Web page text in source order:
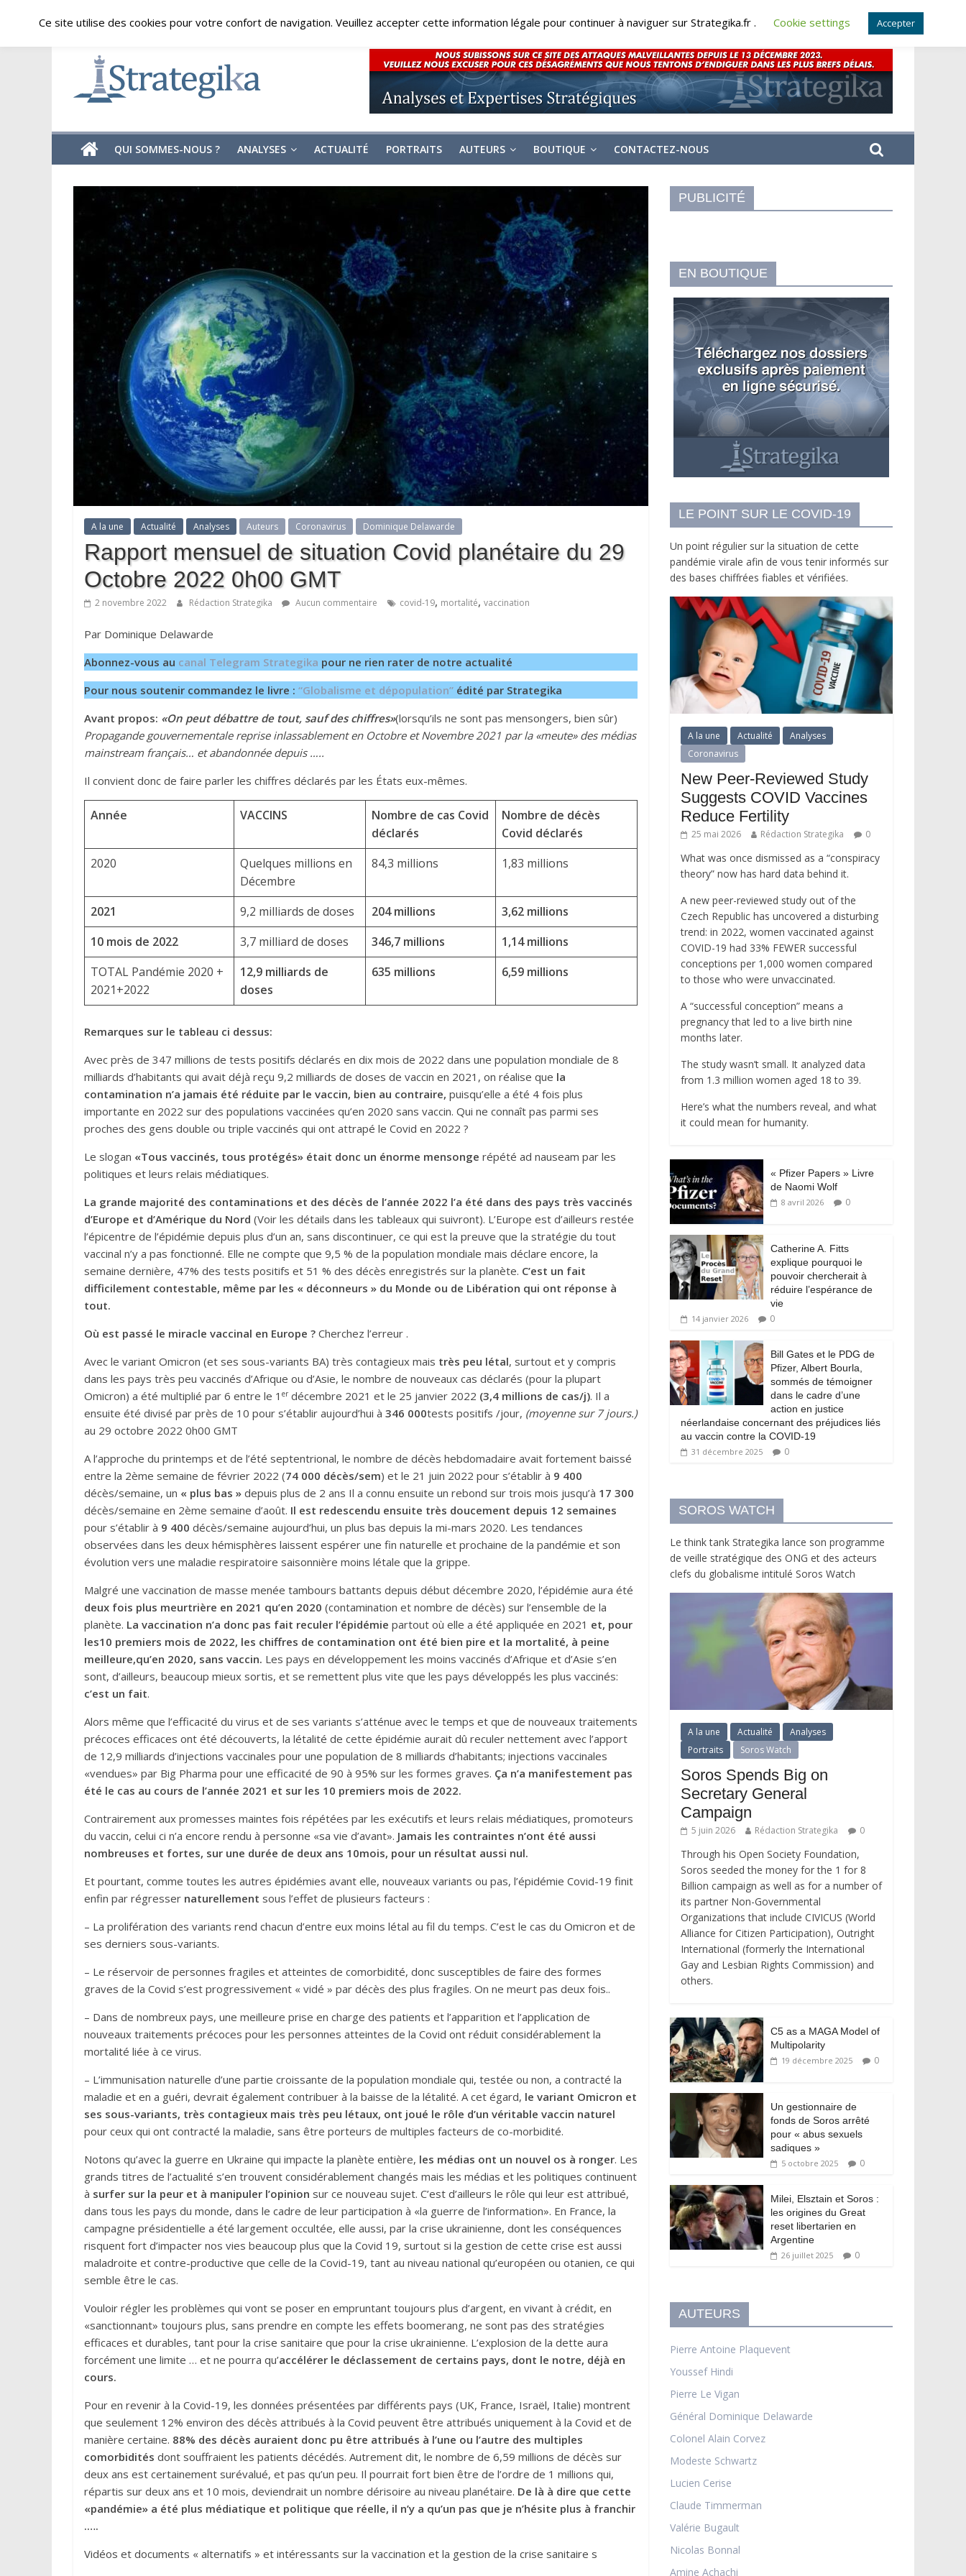
content
vendredi, août 7, 2026
Strategika
Expertise
Analyses
géostratégiques
QUI SOMMES-NOUS ? ANALYSES ACTUALITÉ PORTRAITS AUTEURS BOUTIQUE CONTACTEZ-NOUS
A la une Actualité Analyses Auteurs Coronavirus Dominique Delawarde
Rapport mensuel de situation Covid planétaire du 29
Octobre 2022 0h00 GMT
2 novembre 2022 Rédaction Strategika Aucun commentaire covid-19, mortalité, vaccination
Par Dominique Delawarde
Abonnez-vous au canal Telegram Strategika pour ne rien rater de notre actualité
Pour nous soutenir commandez le livre : “Globalisme et dépopulation” édité par Strategika
Avant propos: «On peut débattre de tout, sauf des chiffres»(lorsqu’ils ne sont pas mensongers, bien sûr)
Propagande gouvernementale reprise inlassablement en Octobre et Novembre2021 parla «meute» des médias
mainstream français… et abandonnée depuis …..
Il convient donc de faire parler les chiffres déclarés par les États eux-mêmes.
Année VACCINS
Nombre de cas Covid
déclarés
Nombre de décès
Covid déclarés
2020
Quelques millions en
Décembre
84,3 millions 1,83 millions
2021 9,2 milliards de doses 204millions
3,62 millions
10 mois de 2022 3,7 milliard de doses 346,7 millions 1,14millions
TOTAL Pandémie 2020 +
2021+2022
12,9 milliards de
doses
635 millions 6,59 millions
Remarques sur le tableau ci dessus:
Avec près de 347 millions de tests positifs déclarés en dix mois de 2022 dans une population mondiale de 8
milliards d’habitants qui avait déjà reçu 9,2 milliards de doses de vaccin en 2021, on réalise que la
contamination n’a jamais été réduite par le vaccin, bien au contraire, puisqu’elle a été 4 fois plus
importante en 2022 sur des populations vaccinées qu’en 2020 sans vaccin. Qui ne connaît pas parmi ses
proches des gens double ou triple vaccinés qui ont attrapé le Covid en 2022 ?
Le slogan «Tous vaccinés, tous protégés» était donc un énorme mensonge répété ad nauseam par les
politiques et leurs relais médiatiques.
La grande majorité des contaminations et des décès de l’année 2022 l’a été dans des pays très vaccinés
d’Europe et d’Amérique du Nord (Voir les détails dans les tableaux qui suivront). L’Europe est d’ailleurs restée
l’épicentre de l’épidémie depuis plus d’un an, sans discontinuer, ce qui est la preuve que la stratégie du tout
vaccinal n’y a pas fonctionné. Elle ne compte que 9,5 % de la population mondiale mais déclare encore, la
semaine dernière, 47% des tests positifs et 51 % des décès enregistrés sur la planète. C’est un fait
difficilement contestable, même par les « déconneurs » du Monde ou de Libération qui ont réponse à
tout.
Où est passé le miracle vaccinal en Europe ? Cherchez l’erreur .
Avec le variant Omicron (et ses sous-variants BA) très contagieux mais très peu létal, surtout et y compris
dans les pays très peu vaccinés d’Afrique ou d’Asie, le nombre de nouveaux cas déclarés (pour la plupart
Omicron) a été multiplié par 6 entre le 1 er décembre 2021 et le 25 janvier 2022 (3,4 millions de cas/j). Il a
ensuite été divisé par près de 10 pour s’établir aujourd’hui à 346 000tests positifs /jour, (moyenne sur 7 jours.)
au 29 octobre 2022 0h00 GMT
A l’approche du printemps et de l’été septentrional, le nombre de décès hebdomadaire avait fortement baissé
entre la 2ème semaine de février 2022 (74 000 décès/sem) et le 21 juin 2022 pour s’établir à 9 400
décès/semaine, un « plus bas » depuis plus de 2 ans Il a connu ensuite un rebond sur trois mois jusqu’à 17 300
décès/semaine en 2ème semaine d’août. Il est redescendu ensuite très doucement depuis 12 semaines
pour s’établir à 9 400 décès/semaine aujourd’hui, un plus bas depuis la mi-mars 2020. Les tendances
observées dans les deux hémisphères laissent espérer une fin naturelle et prochaine de la pandémie et son
évolution vers une maladie respiratoire saisonnière moins létale que la grippe.
Malgré une vaccination de masse menée tambours battants depuis début décembre 2020, l’épidémie aura été
deux fois plus meurtrière en 2021 qu’en 2020 (contamination et nombre de décès) sur l’ensemble de la
planète. La vaccination n’a donc pas fait reculer l’épidémie partout où elle a été appliquée en 2021 et, pour
les10 premiers mois de 2022, les chiffres de contamination ont été bien pire et la mortalité, à peine
meilleure,qu’en 2020, sans vaccin. Les pays en développement les moins vaccinés d’Afrique et d’Asie s’en
sont, d’ailleurs, beaucoup mieux sortis, et se remettent plus vite que les pays développés les plus vaccinés:
c’est un fait.
Alors même que l’efficacité du virus et de ses variants s’atténue avec le temps et que de nouveaux traitements
précoces efficaces ont été découverts, la létalité de cette épidémie aurait dû reculer nettement avec l’apport
de 12,9 milliards d’injections vaccinales pour une population de 8 milliards d’habitants; injections vaccinales
«vendues» par Big Pharma pour une efficacité de 90 à 95% sur les formes graves. Ça n’a manifestement pas
été le cas au cours de l’année 2021 et sur les 10 premiers mois de 2022.
Contrairement aux promesses maintes fois répétées par les exécutifs et leurs relais médiatiques, promoteurs
du vaccin, celui ci n’a encore rendu à personne «sa vie d’avant». Jamais les contraintes n’ont été aussi
nombreuses et fortes, sur une durée de deux ans 10mois, pour un résultat aussi nul.
Et pourtant, comme toutes les autres épidémies avant elle, nouveaux variants ou pas, l’épidémie Covid-19 finit
enfin par régresser naturellement sous l’effet de plusieurs facteurs :
– La prolifération des variants rend chacun d’entre eux moins létal au fil du temps. C’est le cas du Omicron et de
ses derniers sous-variants.
– Le réservoir de personnes fragiles et atteintes de comorbidité, donc susceptibles de faire des formes
graves de la Covid s’est progressivement « vidé » par décès des plus fragiles. On ne meurt pas deux fois..
– Dans de nombreux pays, une meilleure prise en charge des patients et l’apparition et l’application de
nouveaux traitements précoces pour les personnes atteintes de la Covid ont réduit considérablement la
mortalité liée à ce virus.
– L’immunisation naturelle d’une partie croissante de la population mondiale qui, testée ou non, a contracté la
maladie et en a guéri, devrait également contribuer à la baisse de la létalité. A cet égard, le variant Omicron et
ses sous-variants, très contagieux mais très peu létaux, ont joué le rôle d’un véritable vaccin naturel
pour ceux qui ont contracté la maladie, sans être porteurs de multiples facteurs de co-morbidité.
Notons qu’avec la guerre en Ukraine qui impacte la planète entière, les médias ont un nouvel os à ronger. Les
grands titres de l’actualité s’en trouvent considérablement changés mais les médias et les politiques continuent
à surfer sur la peur et à manipuler l’opinion sur ce nouveau sujet. C’est d’ailleurs le rôle qui leur est attribué,
dans tous les pays du monde, dans le cadre de leur participation à «la guerre de l’information». En France, la
campagne présidentielle a été largement occultée, elle aussi, par la crise ukrainienne, dont les conséquences
risquent fort d’impacter nos vies beaucoup plus que la Covid 19, surtout si la gestion de cette crise est aussi
maladroite et contre-productive que celle de la Covid-19, tant au niveau national qu’européen ou otanien, ce qui
semble être le cas.
Vouloir régler les problèmes qui vont se poser en empruntant toujours plus d’argent, en vivant à crédit, en
«sanctionnant» toujours plus, sans prendre en compte les effets boomerang, ne sont pas des stratégies
efficaces et durables, tant pour la crise sanitaire que pour la crise ukrainienne. L’explosion de la dette aura
forcément une limite … et ne pourra qu’accélérer le déclassement de certains pays, dont le notre, déjà en
cours.
Pour en revenir à la Covid-19, les données présentées par différents pays (UK, France, Israël, Italie) montrent
que seulement 12% environ des décès attribués à la Covid peuvent être attribués uniquement à la Covid et de
manière certaine. 88% des décès auraient donc pu être attribués à l’une ou l’autre des multiples
comorbidités dont souffraient les patients décédés. Autrement dit, le nombre de 6,59 millions de décès sur
deux ans est certainement surévalué, et pas qu’un peu. Il pourrait fort bien être de l’ordre de 1 millions qui,
répartis sur deux ans et 10 mois, deviendrait un nombre dérisoire au niveau planétaire. De là à dire que cette
«pandémie» a été plus médiatique et politique que réelle, il n’y a qu’un pas que je n’hésite plus à franchir
.….
Vidéos et documents « alternatifs » et intéressants sur la vaccination et la gestion de la crise sanitaire s
PUBLICITÉ
EN BOUTIQUE
LE POINT SUR LE COVID-19
Un point régulier sur la situation de cette
pandémie virale afin de vous tenir informés sur
des bases chiffrées fiables et vérifiées.
A la une Actualité
Analyses
Coronavirus
New Peer-Reviewed Study
Suggests COVID Vaccines
Reduce Fertility
25 mai 2026 Rédaction Strategika 0
What was once dismissed as a “conspiracy
theory” now has hard data behind it.
A new peer-reviewed study out of the
Czech Republic has uncovered a disturbing
trend: in 2022, women vaccinated against
COVID-19 had 33% FEWER successful
conceptions per 1,000 women compared
to those who were unvaccinated.
A “successful conception” means a
pregnancy that led to a live birth nine
months later.
The study wasn’t small. It analyzed data
from 1.3 million women aged 18 to 39.
Here’s what the numbers reveal, and what
it could mean for humanity.
« Pfizer Papers » Livre
de Naomi Wolf
8 avril 2026 0
Catherine A. Fitts
explique pourquoi le
pouvoir chercherait à
réduire l’espérance de
vie
14 janvier 2026 0
Bill Gates et le PDG de
Pfizer, Albert Bourla,
sommés de témoigner
dans le cadre d’une
action en justice
néerlandaise concernant des préjudices liés
au vaccin contre la COVID-19
31 décembre 2025 0
SOROS WATCH
Le think tank Strategika lance son programme
de veille stratégique des ONG et des acteurs
clefs du globalisme intitulé Soros Watch
A la une Actualité
Analyses
Portraits
Soros Watch
Soros Spends Big on
Secretary General
Campaign
5 juin 2026 Rédaction Strategika 0
Through his Open Society Foundation,
Soros seeded the money for the 1 for 8
Billion campaign as well as for a number of
its partner Non-Governmental
Organizations that include CIVICUS (World
Alliance for Citizen Participation), Outright
International (formerly the International
Gay and Lesbian Rights Commission) and
others.
C5 as a MAGA Model of
Multipolarity
19 décembre 2025 0
Un gestionnaire de
fonds de Soros arrêté
pour « abus sexuels
sadiques »
5 octobre 2025 0
Milei, Elsztain et Soros :
les origines du Great
reset libertarien en
Argentine
26 juillet 2025 0
AUTEURS
Pierre Antoine Plaquevent
Youssef Hindi
Pierre Le Vigan
Général Dominique Delawarde
Colonel Alain Corvez
Modeste Schwartz
Lucien Cerise
Claude Timmerman
Valérie Bugault
Nicolas Bonnal
Amine Achachi
Ce site utilise des cookies pour votre confort de navigation. Veuillez accepter cette information légale pour continuer à naviguer sur Strategika.fr . Cookie settings Accepter